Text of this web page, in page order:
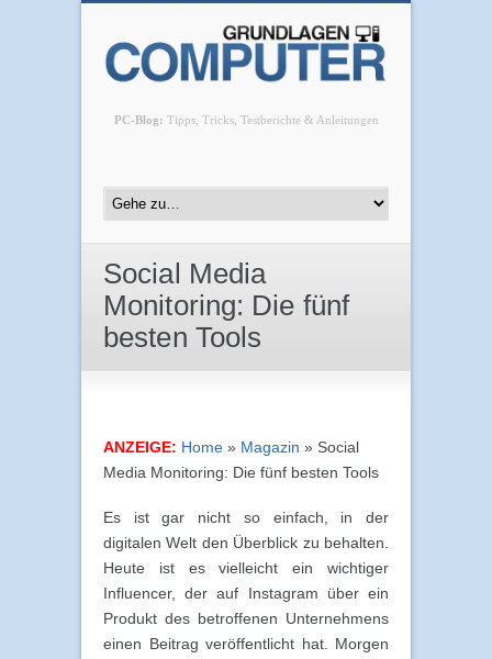
PC-Blog: Tipps, Tricks, Testberichte & Anleitungen
Social Media
Monitoring: Die fünf
besten Tools
ANZEIGE: Home » Magazin » Social
Media Monitoring: Die fünf besten Tools
Es ist gar nicht so einfach, in der
digitalen Welt den Überblick zu behalten.
Heute ist es vielleicht ein wichtiger
Influencer, der auf Instagram über ein
Produkt des betroffenen Unternehmens
einen Beitrag veröffentlicht hat. Morgen